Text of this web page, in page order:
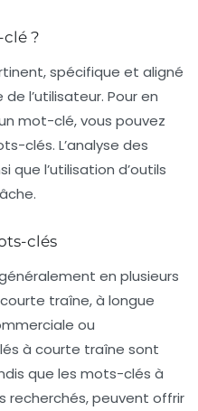
clé ?
spécifique et aligné
l’utilisateur. Pour en
mot-clé, vous pouvez
clés. L’analyse des
que l’utilisation d’outils
clés
en plusieurs
traîne, à longue
ou
à courte traîne sont
que les mots-clés à
recherchés, peuvent offrir